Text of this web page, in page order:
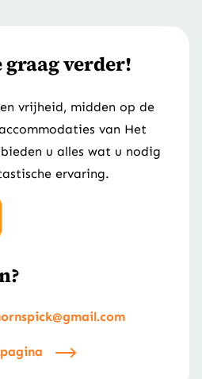
graag verder!
vrijheid, midden op de
van Het
u alles wat u nodig
ervaring.